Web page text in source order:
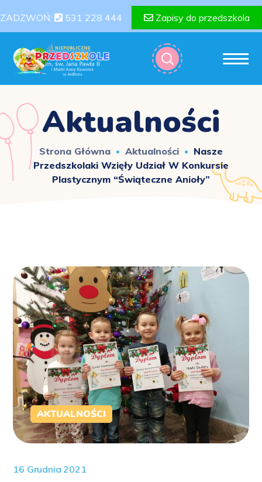
ZADZWOŃ: 531 228 444 Zapisy do przedszkola
Aktualności
Strona Główna Aktualności
Nasze
Przedszkolaki Wzięły Udział W Konkursie
Plastycznym “Świąteczne Anioły”
AKTUALNOŚCI
16 Grudnia 2021